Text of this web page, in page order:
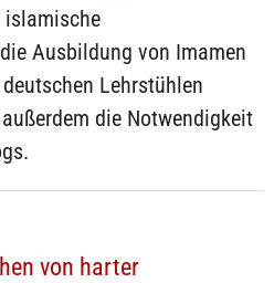
islamische
Ausbildung von Imamen
Lehrstühlen
die Notwendigkeit
von harter